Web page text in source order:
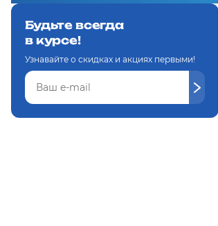
Будьте всегда
в курсе!
Узнавайте о скидках и акциях первыми!